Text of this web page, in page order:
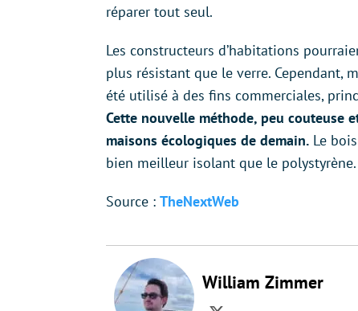
réparer tout seul.
Les constructeurs d’habitations
plus résistant que le verre. Cependant,
été utilisé à des fins commerciales,
Cette nouvelle méthode, peu
maisons écologiques de demain. Le
bien meilleur isolant que le polystyrène.
Source : TheNextWeb
William Zimmer